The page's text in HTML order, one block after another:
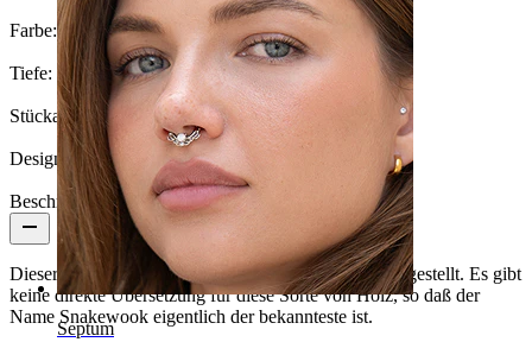
Septum
Farbe:Braun
Tiefe: 11.5 mm.
Stückanzahl:
Design: Simpel
Beschreibung
Dieser Plug wurde aus der Holzsorte Snakewood hergestellt. Es gibt
keine direkte Übersetzung für diese Sorte von Holz, so daß der
Name Snakewook eigentlich der bekannteste ist.